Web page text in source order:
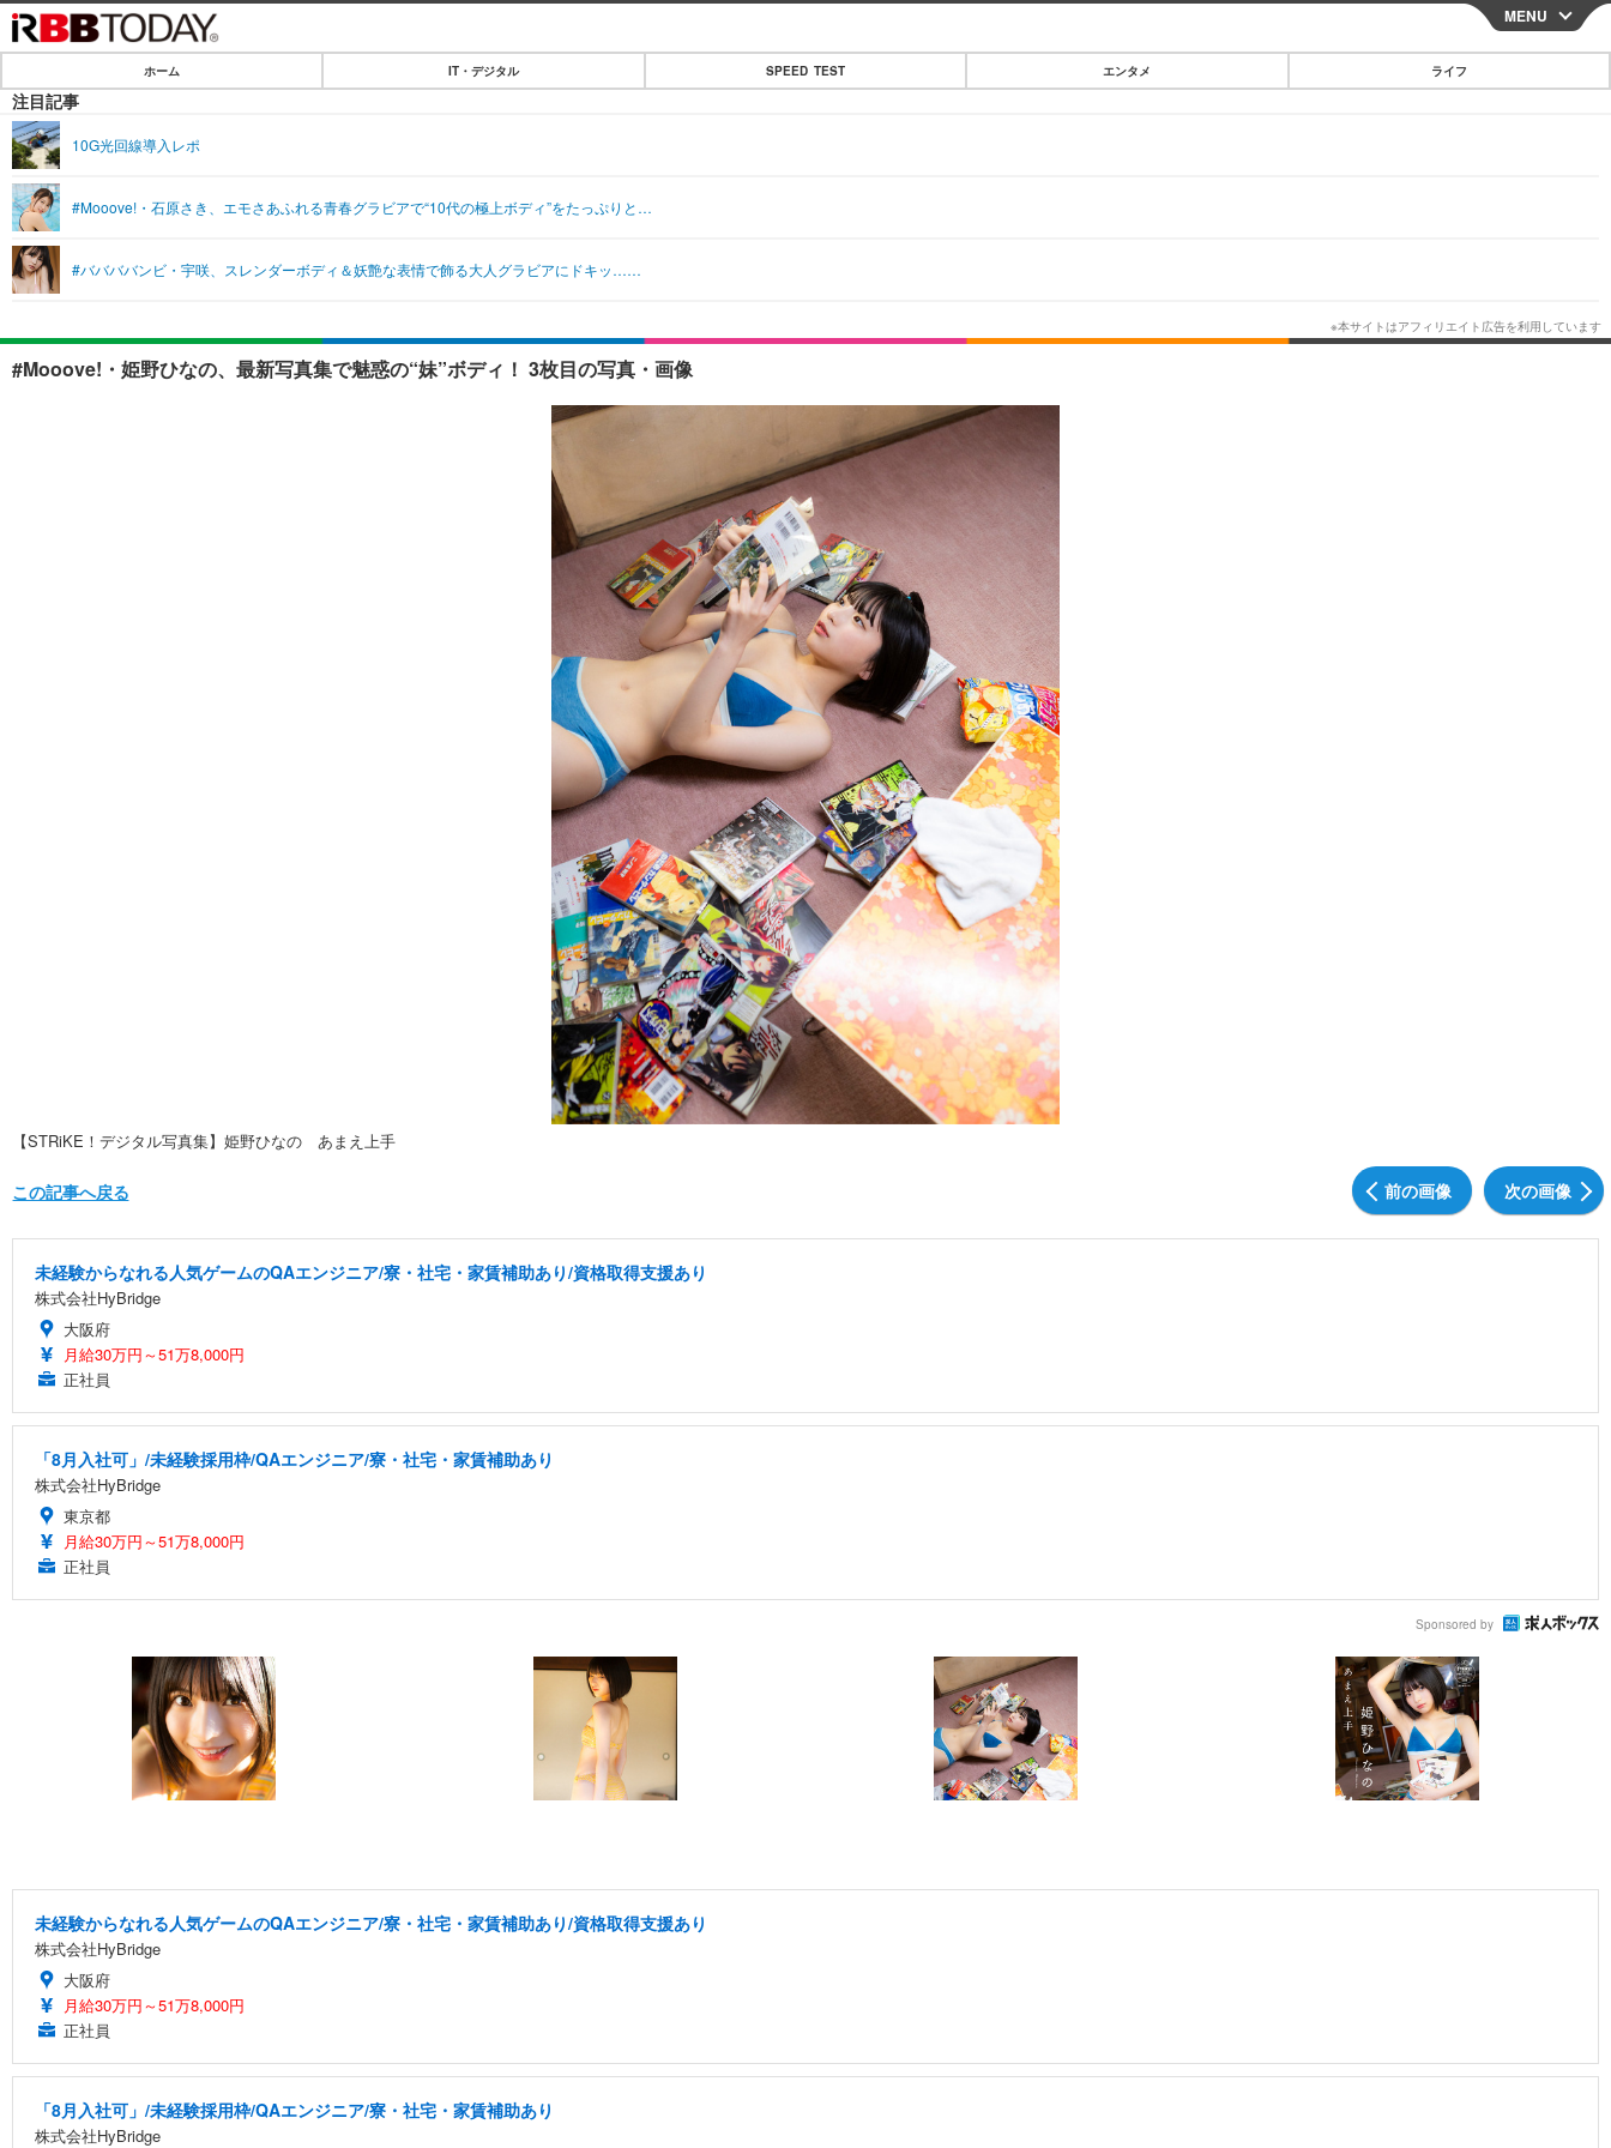
CLOSE
IT・デジタル
ショッピング
SPEED TEST
エンタメ
エンタメTOP
音楽
ライフ
ライフTOP グルメ
ペット
リリース一覧
MENU
ホーム IT・デジタル SPEED TEST エンタメ ライフ
注目記事
10G光回線導入レポ
#Mooove!・石原さき、エモさあふれる青春グラビアで“10代の極上ボディ”をたっぷりと…
#ババババンビ・宇咲、スレンダーボディ＆妖艶な表情で飾る大人グラビアにドキッ……
#Mooove!・姫野ひなの、最新写真集で魅惑の“妹”ボディ！ 3枚目の写真・画像
【STRiKE！デジタル写真集】姫野ひなの あまえ上手
前の画像 次の画像
この記事へ戻る
未経験からなれる人気ゲームのQAエンジニア/寮・社宅・家賃補助あり/資格取得支援あり
株式会社HyBridge
大阪府
月給30万円～51万8,000円
正社員
「8月入社可」/未経験採用枠/QAエンジニア/寮・社宅・家賃補助あり
株式会社HyBridge
東京都
月給30万円～51万8,000円
正社員
Sponsored by
未経験からなれる人気ゲームのQAエンジニア/寮・社宅・家賃補助あり/資格取得支援あり
株式会社HyBridge
大阪府
月給30万円～51万8,000円
正社員
「8月入社可」/未経験採用枠/QAエンジニア/寮・社宅・家賃補助あり
株式会社HyBridge